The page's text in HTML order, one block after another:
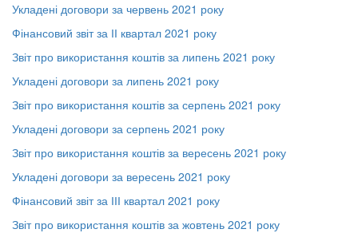
Укладені договори за червень 2021 року
Фінансовий звіт за ІІ квартал 2021 року
Звіт про використання коштів за липень 2021 року
Укладені договори за липень 2021 року
Звіт про використання коштів за серпень 2021 року
Укладені договори за серпень 2021 року
Звіт про використання коштів за вересень 2021 року
Укладені договори за вересень 2021 року
Фінансовий звіт за ІІІ квартал 2021 року
Звіт про використання коштів за жовтень 2021 року